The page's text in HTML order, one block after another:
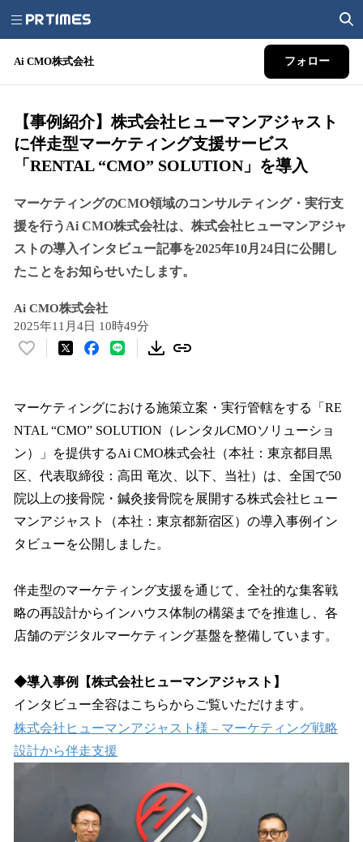
Ai CMO株式会社 フォロー
【事例紹介】株式会社ヒューマンアジャスト
に伴走型マーケティング支援サービス
「RENTAL “CMO” SOLUTION」を導入
マーケティングのCMO領域のコンサルティング・実行支
援を行うAi CMO株式会社は、株式会社ヒューマンアジャ
ストの導入インタビュー記事を2025年10月24日に公開し
たことをお知らせいたします。
Ai CMO株式会社
2025年11月4日 10時49分
い
！
数
読
込
み
中
で
マーケティングにおける施策立案・実行管轄をする「RE
NTAL “CMO” SOLUTION（レンタルCMOソリューショ
ン）」を提供するAi CMO株式会社（本社：東京都目黒
区、代表取締役：高田 竜次、以下、当社）は、全国で50
院以上の接骨院・鍼灸接骨院を展開する株式会社ヒュー
マンアジャスト（本社：東京都新宿区）の導入事例イン
タビューを公開しました。
伴走型のマーケティング支援を通じて、全社的な集客戦
略の再設計からインハウス体制の構築までを推進し、各
店舗のデジタルマーケティング基盤を整備しています。
◆導入事例【株式会社ヒューマンアジャスト】
インタビュー全容はこちらからご覧いただけます。
株式会社ヒューマンアジャスト様 – マーケティング戦略
設計から伴走支援